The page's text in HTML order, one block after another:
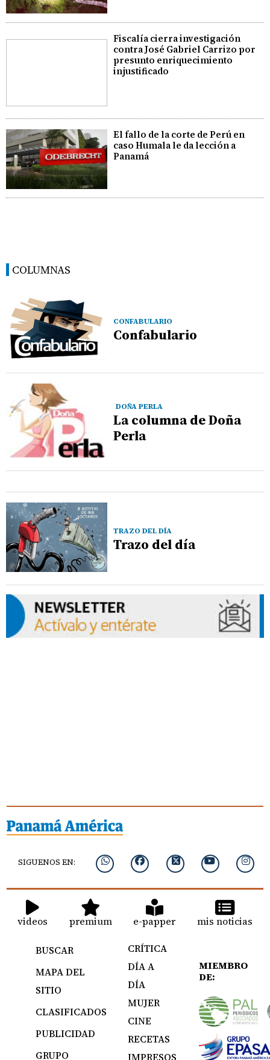
Fiscalía cierra investigación
contra José Gabriel Carrizo por
presunto enriquecimiento
injustificado
El fallo de la corte de Perú en
caso Humala le da lección a
Panamá
COLUMNAS
CONFABULARIO
Confabulario
DOÑA PERLA
La columna de Doña
Perla
TRAZO DEL DÍA
Trazo del día
SIGUENOS EN:
videos premium e-papper mis noticias
BUSCAR
MAPA DEL
SITIO
CLASIFICADOS
PUBLICIDAD
GRUPO
CRÍTICA
DÍA A
DÍA
MUJER
CINE
RECETAS
IMPRESOS
MIEMBRO
DE: